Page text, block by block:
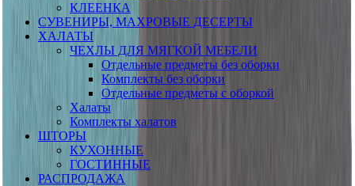
КЛЕЕНКА
СУВЕНИРЫ, МАХРОВЫЕ ДЕСЕРТЫ
ХАЛАТЫ
ЧЕХЛЫ ДЛЯ МЯГКОЙ МЕБЕЛИ
Отдельные предметы без оборки
Комплекты без оборки
Отдельные предметы с оборкой
Халаты
Комплекты халатов
ШТОРЫ
КУХОННЫЕ
ГОСТИННЫЕ
РАСПРОДАЖА